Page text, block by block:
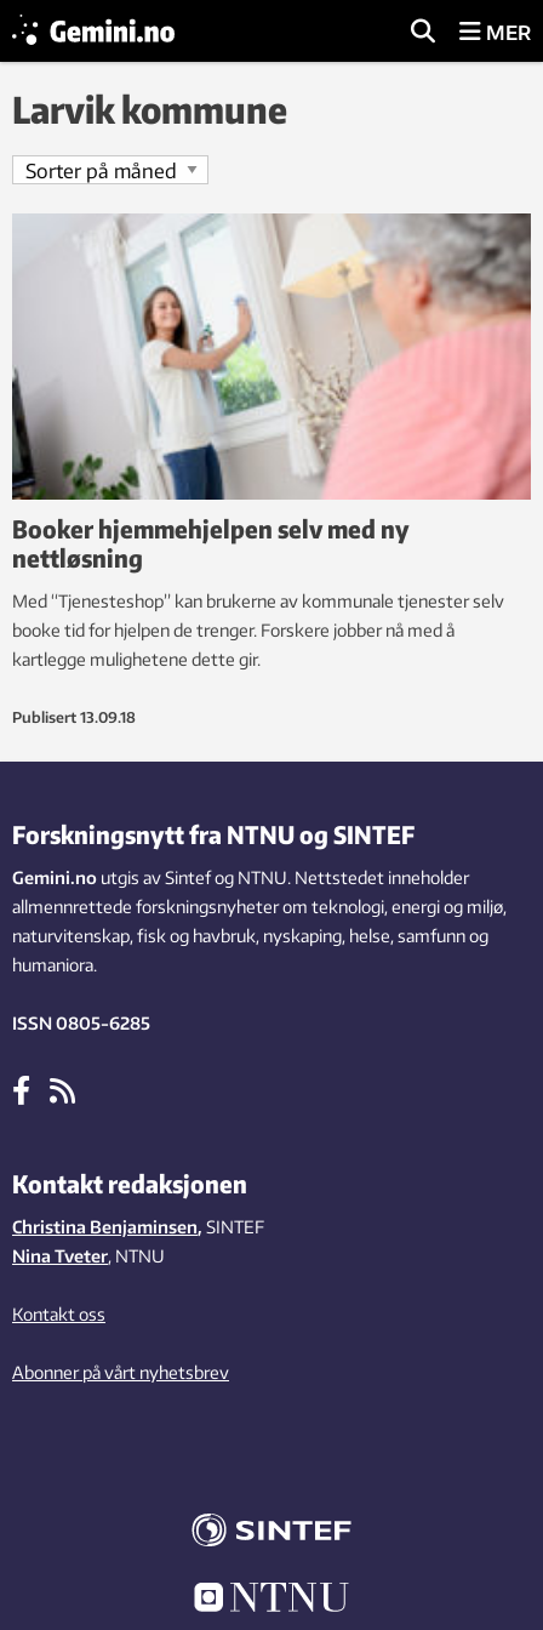
MER
Larvik kommune
Booker hjemmehjelpen selv med ny
nettløsning
Med “Tjenesteshop” kan brukerne av kommunale tjenester selv
booke tid for hjelpen de trenger. Forskere jobber nå med å
kartlegge mulighetene dette gir.
Publisert 13.09.18
Forskningsnytt fra NTNU og SINTEF
Gemini.no utgis av Sintef og NTNU. Nettstedet inneholder
allmennrettede forskningsnyheter om teknologi, energi og miljø,
naturvitenskap, fisk og havbruk, nyskaping, helse, samfunn og
humaniora.
ISSN 0805-6285
Kontakt redaksjonen
Christina Benjaminsen, SINTEF
Nina Tveter, NTNU
Kontakt oss
Abonner på vårt nyhetsbrev